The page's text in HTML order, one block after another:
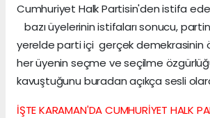
Cumhuriyet Halk Partisin'den istifa
bazı üyelerinin istifaları sonucu,
yerelde parti içi gerçek demekrasinin
her üyenin seçme ve seçilme
kavuştuğunu buradan açıkça sesli
İŞTE KARAMAN'DA CUMHURİYET HALK